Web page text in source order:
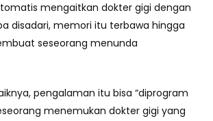
mengaitkan dokter gigi dengan
disadari, memori itu terbawa hingga
seseorang menunda
pengalaman itu bisa “diprogram
menemukan dokter gigi yang